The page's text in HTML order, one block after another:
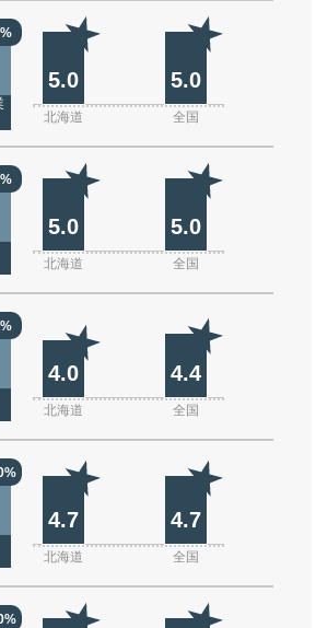
5.0 5.0
北海道 全国
5.0 5.0
北海道 全国
4.0 4.4
北海道 全国
4.7 4.7
北海道 全国